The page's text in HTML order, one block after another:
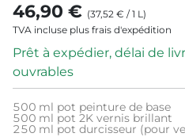
46,90 € (37,52 € /1 L )
TVA incluse plus frais d'expédition
Prêt à expédier, délai de
ouvrables
500 ml pot peinture de base
500 ml pot 2K vernis brillant
250 ml pot durcisseur (pour